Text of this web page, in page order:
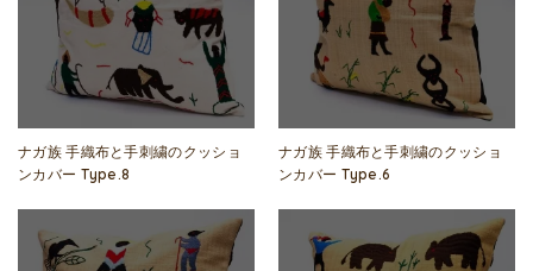
ナガ族 手織布と手刺繍のクッショ
ンカバー Type.8
ナガ族 手織布と手刺繍のクッショ
ンカバー Type.6